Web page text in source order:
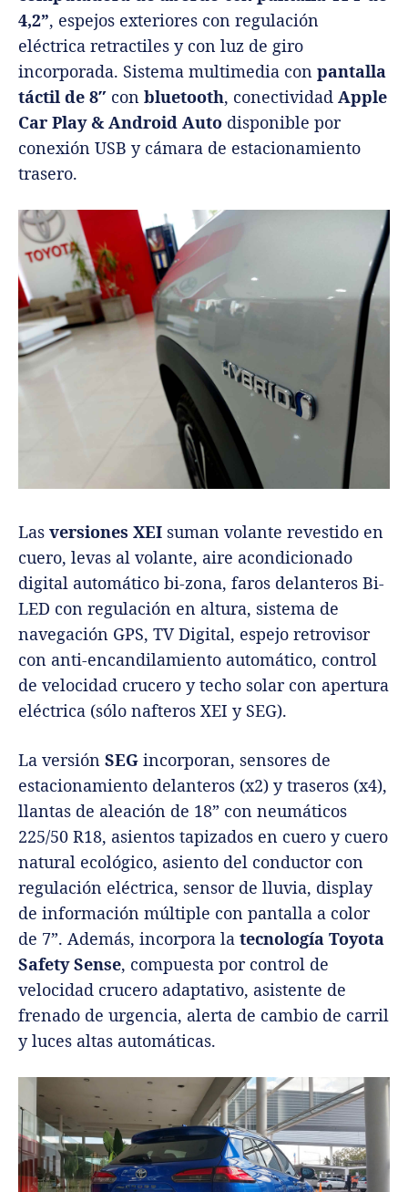
4,2”, espejos exteriores con regulación
eléctrica retractiles y con luz de giro
incorporada. Sistema multimedia con pantalla
táctil de 8″ con bluetooth, conectividad Apple
Car Play & Android Auto disponible por
conexión USB y cámara de estacionamiento
trasero.
Las versiones XEI suman volante revestido en
cuero, levas al volante, aire acondicionado
digital automático bi-zona, faros delanteros Bi-
LED con regulación en altura, sistema de
navegación GPS, TV Digital, espejo retrovisor
con anti-encandilamiento automático, control
de velocidad crucero y techo solar con apertura
eléctrica (sólo nafteros XEI y SEG).
La versión SEG incorporan, sensores de
estacionamiento delanteros (x2) y traseros (x4),
llantas de aleación de 18” con neumáticos
225/50 R18, asientos tapizados en cuero y cuero
natural ecológico, asiento del conductor con
regulación eléctrica, sensor de lluvia, display
de información múltiple con pantalla a color
de 7”. Además, incorpora la tecnología Toyota
Safety Sense, compuesta por control de
velocidad crucero adaptativo, asistente de
frenado de urgencia, alerta de cambio de carril
y luces altas automáticas.